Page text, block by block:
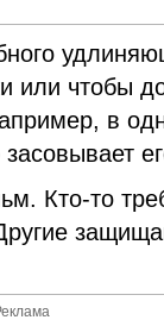
или чтобы
в
Кто-то